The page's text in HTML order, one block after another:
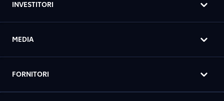
INVESTITORI
MEDIA
FORNITORI